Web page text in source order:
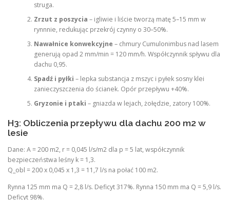
struga.
Zrzut z poszycia – igliwie i liście tworzą matę 5–15 mm w
rynnnie, redukując przekrój czynny o 30–50%.
Nawałnice konwekcyjne – chmury Cumulonimbus nad lasem
generują opad 2 mm/min = 120 mm/h. Współczynnik spływu dla
dachu 0,95.
Spadź i pyłki – lepka substancja z mszyc i pyłek sosny klei
zanieczyszczenia do ścianek. Opór przepływu +40%.
Gryzonie i ptaki – gniazda w lejach, żołędzie, zatory 100%.
H3: Obliczenia przepływu dla dachu 200 m2 w
lesie
Dane: A = 200 m2, r = 0,045 l/s/m2 dla p = 5 lat, współczynnik
bezpieczeństwa leśny k = 1,3.
Q_obl = 200 x 0,045 x 1,3 = 11,7 l/s na połać 100 m2.
Rynna 125 mm ma Q = 2,8 l/s. Deficyt 317%. Rynna 150 mm ma Q = 5,9 l/s.
Deficyt 98%.